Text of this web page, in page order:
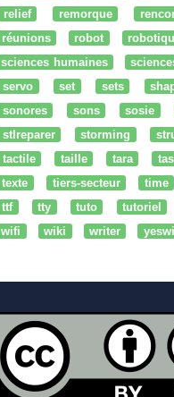
relief
remorque
réunions
robot
sciences humaines
servo
set sets
sonores
sons sosie
stlreparer
storming
tactile
taille tara
texte
tiers-secteur time
ttf
tty tuto tutoriel
wifi
wiki writer